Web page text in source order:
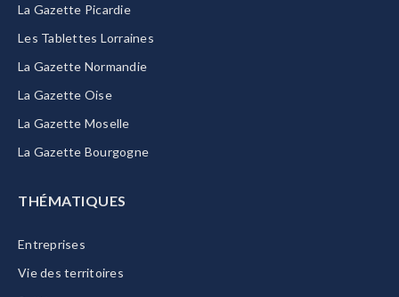
La Gazette Picardie
Les Tablettes Lorraines
La Gazette Normandie
La Gazette Oise
La Gazette Moselle
La Gazette Bourgogne
THÉMATIQUES
Entreprises
Vie des territoires